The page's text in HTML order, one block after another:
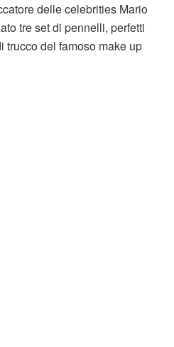
delle celebrities Mario
tre set di pennelli, perfetti
trucco del famoso make up